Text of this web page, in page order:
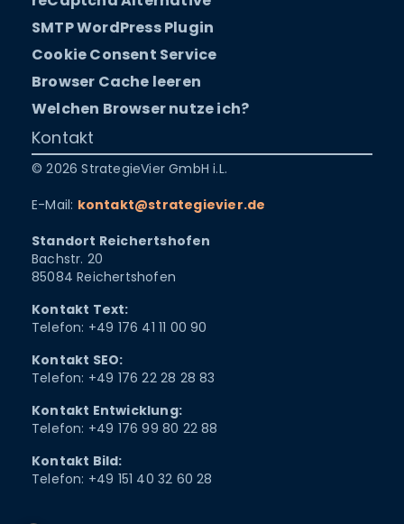
SMTP WordPress Plugin
Cookie Consent Service
Browser Cache leeren
Welchen Browser nutze ich?
Kontakt
© 2026 StrategieVier GmbH i.L.
E-Mail: kontakt@strategievier.de
Standort Reichertshofen
Bachstr. 20
85084 Reichertshofen
Kontakt Text:
Telefon: +49 176 41 11 00 90
Kontakt SEO:
Telefon: +49 176 22 28 28 83
Kontakt Entwicklung:
Telefon: +49 176 99 80 22 88
Kontakt Bild:
Telefon: +49 151 40 32 60 28